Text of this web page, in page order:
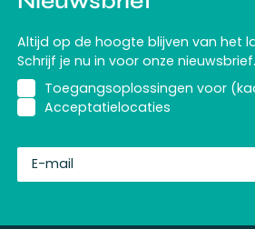
Altijd op de hoogte blijven van het
Schrijf je nu in voor onze nieuwsbrief.
Toegangsoplossingen voor
Acceptatielocaties